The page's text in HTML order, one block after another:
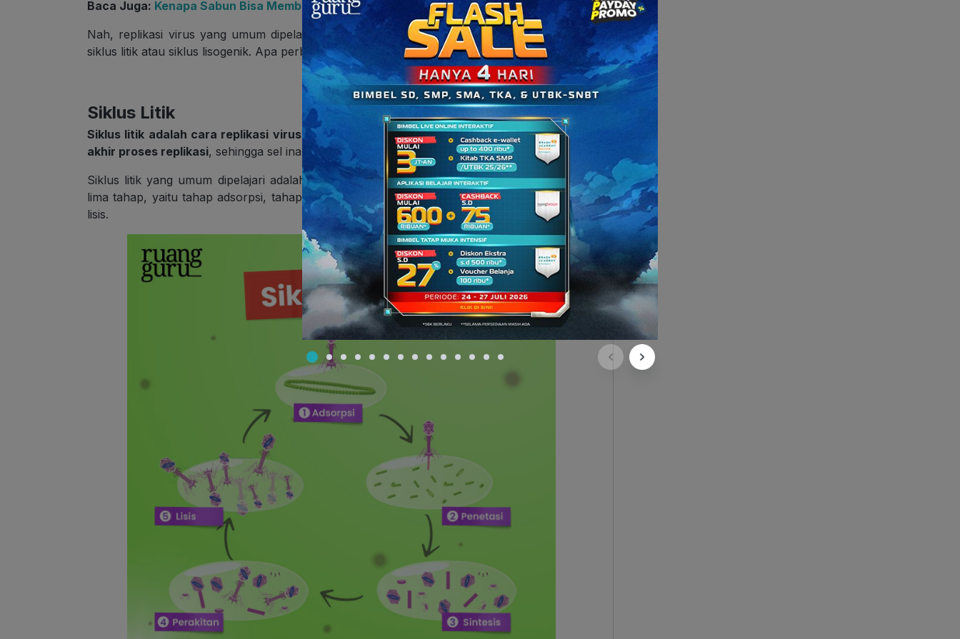
Baca Juga: Kenapa Sabun Bisa Membunuh Virus?
Nah, replikasi virus yang umum dipelajari adalah pada bakteriofag yang bisa terjadi melalui
siklus litik atau siklus lisogenik. Apa perbedaannya? Yuk, kita bahas satu per satu!
Siklus Litik
Siklus litik adalah cara replikasi virusyang melibatkanproses penghancuran sel inang di
akhir proses replikasi, sehingga sel inang akan pecah (lisis) dan mati.
Siklus litik yang umum dipelajari adalah siklus litik pada bakteriofag T4, di mana terdiri atas
lima tahap, yaitu tahap adsorpsi, tahap penetrasi, tahap sintesis, tahap perakitan, dan tahap
lisis.